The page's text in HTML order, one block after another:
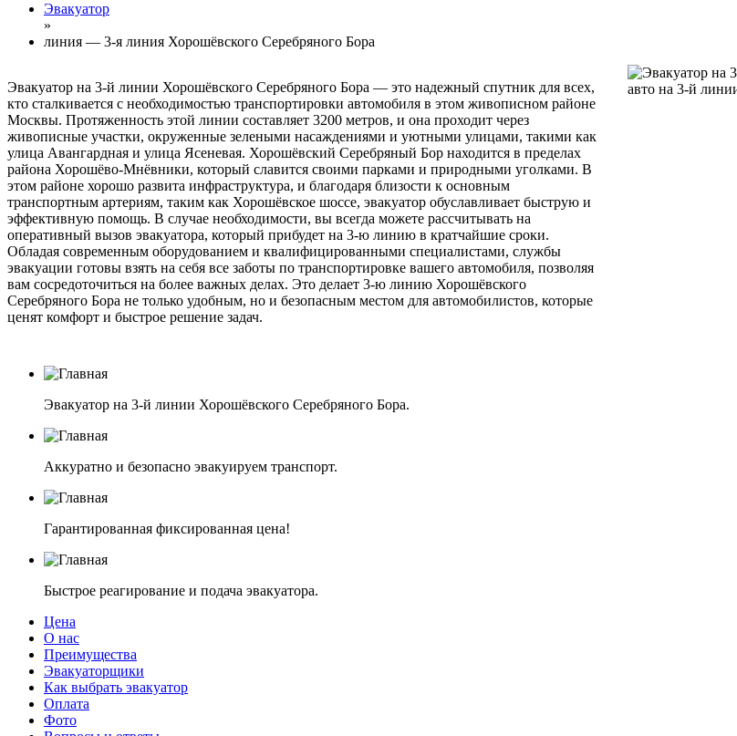
Эвакуатор
»
линия — 3-я линия Хорошёвского Серебряного Бора
Эвакуатор на 3-й линии Хорошёвского Серебряного Бора — это надежный спутник для всех,
кто сталкивается с необходимостью транспортировки автомобиля в этом живописном районе
Москвы. Протяженность этой линии составляет 3200 метров, и она проходит через
живописные участки, окруженные зелеными насаждениями и уютными улицами, такими как
улица Авангардная и улица Ясеневая. Хорошёвский Серебряный Бор находится в пределах
района Хорошёво-Мнёвники, который славится своими парками и природными уголками. В
этом районе хорошо развита инфраструктура, и благодаря близости к основным
транспортным артериям, таким как Хорошёвское шоссе, эвакуатор обуславливает быструю и
эффективную помощь. В случае необходимости, вы всегда можете рассчитывать на
оперативный вызов эвакуатора, который прибудет на 3-ю линию в кратчайшие сроки.
Обладая современным оборудованием и квалифицированными специалистами, службы
эвакуации готовы взять на себя все заботы по транспортировке вашего автомобиля, позволяя
вам сосредоточиться на более важных делах. Это делает 3-ю линию Хорошёвского
Серебряного Бора не только удобным, но и безопасным местом для автомобилистов, которые
ценят комфорт и быстрое решение задач.
Эвакуатор на 3-й линии Хорошёвского Серебряного Бора.
Аккуратно и безопасно эвакуируем транспорт.
Гарантированная фиксированная цена!
Быстрое реагирование и подача эвакуатора.
Цена
О нас
Преимущества
Эвакуаторщики
Как выбрать эвакуатор
Оплата
Фото